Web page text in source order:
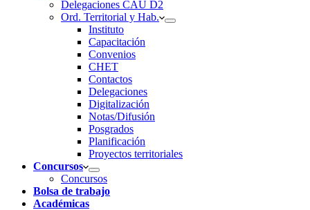
Delegaciones CAU D2
Ord. Territorial y Hab.
Instituto
Capacitación
Convenios
CHET
Contactos
Delegaciones
Digitalización
Notas/Difusión
Posgrados
Planificación
Proyectos territoriales
Concursos
Concursos
Bolsa de trabajo
Académicas